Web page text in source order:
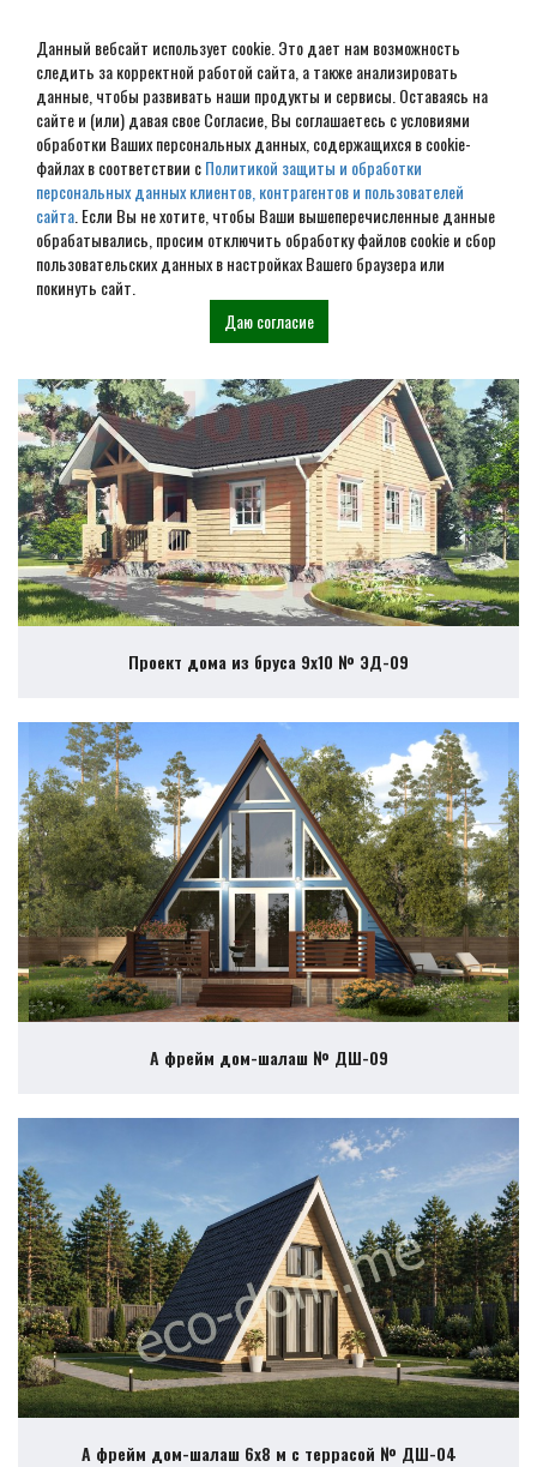
Данный вебсайт использует cookie. Это дает нам возможность
следить за корректной работой сайта, а также анализировать
данные, чтобы развивать наши продукты и сервисы. Оставаясь на
сайте и (или) давая свое Согласие, Вы соглашаетесь с условиями
обработки Ваших персональных данных, содержащихся в cookie-
файлах в соответствии сПолитикой защиты и обработки
персональных данных клиентов, контрагентов и пользователей
сайта . Если Вы не хотите, чтобы Ваши вышеперечисленные данные
обрабатывались, просим отключить обработку файлов cookie и сбор
пользовательских данных в настройках Вашего браузера или
покинуть сайт.
Даю согласие
Строительство домов под
усадку в Владимире
Наши проекты
Проект дома из бруса 9х10 № ЭД-09
А фрейм дом-шалаш № ДШ-09
А фрейм дом-шалаш 6х8 м с террасой № ДШ-04